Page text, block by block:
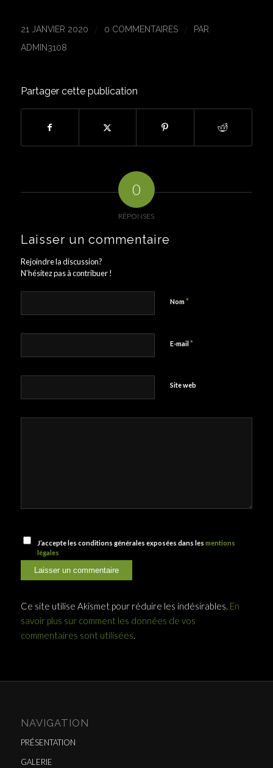
21 JANVIER 2020 / 0 COMMENTAIRES /
PAR
ADMIN3108
Partager cette publication
0
RÉPONSES
Laisser un commentaire
Rejoindre la discussion?
N’hésitez pas à contribuer !
Nom*
E-mail *
Site web
J’accepte les conditions générales exposées dans lesmentions
légales
Ce site utilise Akismet pour réduire les indésirables. En
savoir plus sur comment les données de vos
commentaires sont utilisées.
NAVIGATION
PRÉSENTATION
GALERIE